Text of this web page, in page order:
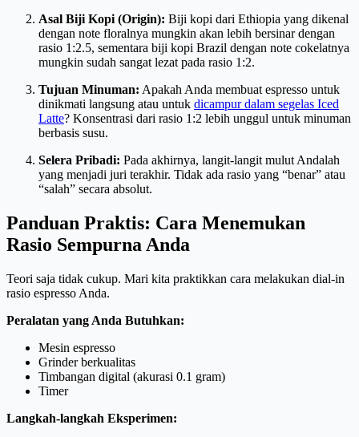
Asal Biji Kopi (Origin): Biji kopi dari Ethiopia yang dikenal
dengan note floralnya mungkin akan lebih bersinar dengan
rasio 1:2.5, sementara biji kopi Brazil dengan note cokelatnya
mungkin sudah sangat lezat pada rasio 1:2.
Tujuan Minuman: Apakah Anda membuat espresso untuk
dinikmati langsung atau untuk dicampur dalam segelas Iced
Latte? Konsentrasi dari rasio 1:2 lebih unggul untuk minuman
berbasis susu.
Selera Pribadi: Pada akhirnya, langit-langit mulut Andalah
yang menjadi juri terakhir. Tidak ada rasio yang “benar” atau
“salah” secara absolut.
Panduan Praktis: Cara Menemukan
Rasio Sempurna Anda
Teori saja tidak cukup. Mari kita praktikkan cara melakukan dial-in
rasio espresso Anda.
Peralatan yang Anda Butuhkan:
Mesin espresso
Grinder berkualitas
Timbangan digital (akurasi 0.1 gram)
Timer
Langkah-langkah Eksperimen: